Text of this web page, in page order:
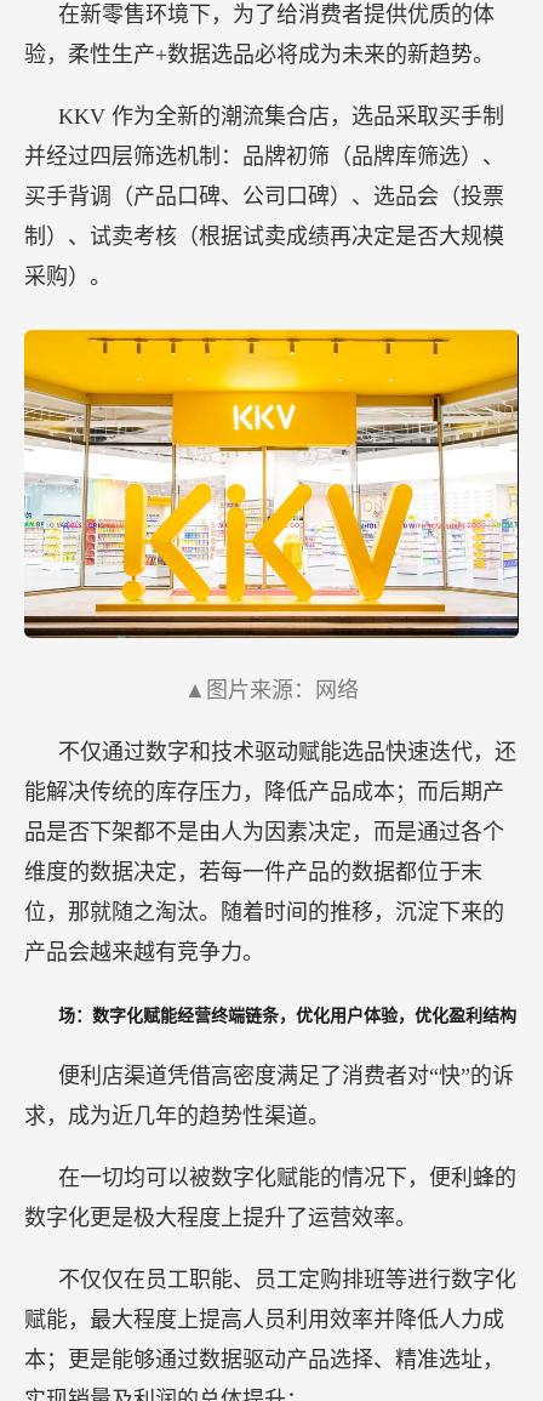
在新零售环境下，为了给消费者提供优质的体
验，柔性生产+数据选品必将成为未来的新趋势。
KKV 作为全新的潮流集合店，选品采取买手制
并经过四层筛选机制：品牌初筛（品牌库筛选）、
买手背调（产品口碑、公司口碑）、选品会（投票
制）、试卖考核（根据试卖成绩再决定是否大规模
采购）。
▲图片来源：网络
不仅通过数字和技术驱动赋能选品快速迭代，还
能解决传统的库存压力，降低产品成本；而后期产
品是否下架都不是由人为因素决定，而是通过各个
维度的数据决定，若每一件产品的数据都位于末
位，那就随之淘汰。随着时间的推移，沉淀下来的
产品会越来越有竞争力。
场：数字化赋能经营终端链条，优化用户体验，优化盈利结构
便利店渠道凭借高密度满足了消费者对“快”的诉
求，成为近几年的趋势性渠道。
在一切均可以被数字化赋能的情况下，便利蜂的
数字化更是极大程度上提升了运营效率。
不仅仅在员工职能、员工定购排班等进行数字化
赋能，最大程度上提高人员利用效率并降低人力成
本；更是能够通过数据驱动产品选择、精准选址，